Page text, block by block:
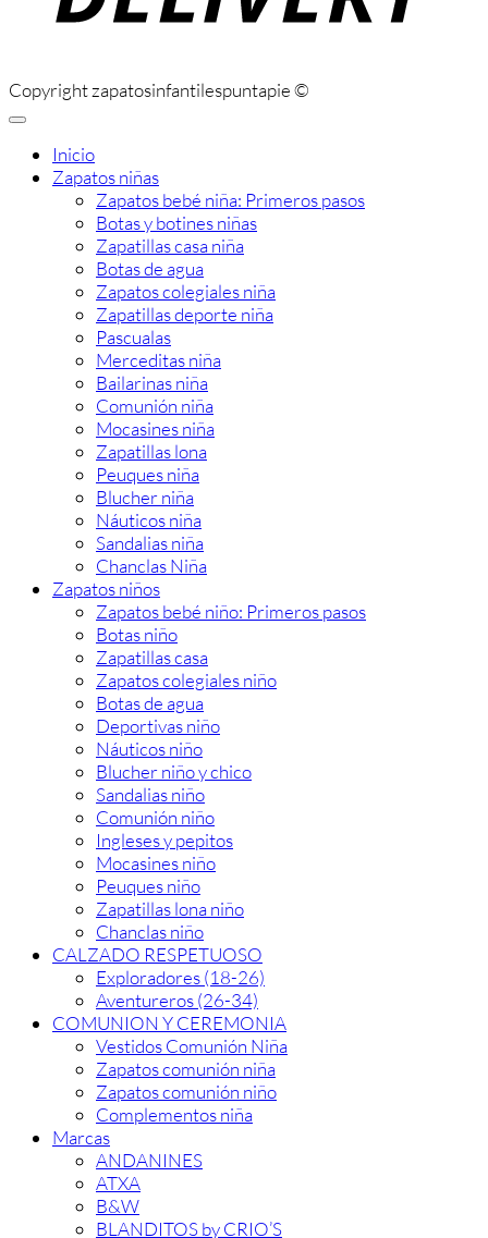
Copyright zapatosinfantilespuntapie ©
Inicio
Zapatos niñas
Zapatos bebé niña: Primeros pasos
Botas y botines niñas
Zapatillas casa niña
Botas de agua
Zapatos colegiales niña
Zapatillas deporte niña
Pascualas
Merceditas niña
Bailarinas niña
Comunión niña
Mocasines niña
Zapatillas lona
Peuques niña
Blucher niña
Náuticos niña
Sandalias niña
Chanclas Niña
Zapatos niños
Zapatos bebé niño: Primeros pasos
Botas niño
Zapatillas casa
Zapatos colegiales niño
Botas de agua
Deportivas niño
Náuticos niño
Blucher niño y chico
Sandalias niño
Comunión niño
Ingleses y pepitos
Mocasines niño
Peuques niño
Zapatillas lona niño
Chanclas niño
CALZADO RESPETUOSO
Exploradores (18-26)
Aventureros (26-34)
COMUNION Y CEREMONIA
Vestidos Comunión Niña
Zapatos comunión niña
Zapatos comunión niño
Complementos niña
Marcas
ANDANINES
ATXA
B&W
BLANDITOS by CRIO’S